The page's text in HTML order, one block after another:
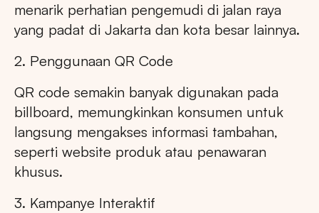
menarik perhatian pengemudi di jalan raya
yang padat di Jakarta dan kota besar lainnya.
2. Penggunaan QR Code
QR code semakin banyak digunakan pada
billboard, memungkinkan konsumen untuk
langsung mengakses informasi tambahan,
seperti website produk atau penawaran
khusus.
3. Kampanye Interaktif